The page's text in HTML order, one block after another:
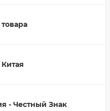
- Честный Знак